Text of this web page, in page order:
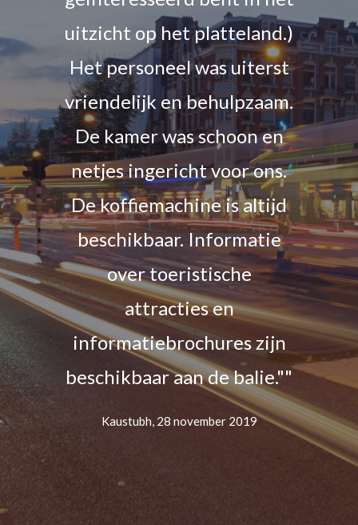
uitzicht op het platteland.)
Het personeel was uiterst
vriendelijk en behulpzaam.
De kamer was schoon en
netjes ingericht voor ons.
De koffiemachine is altijd
beschikbaar. Informatie
over toeristische
attracties en
informatiebrochures zijn
beschikbaar aan de balie.""
Kaustubh, 28 november 2019